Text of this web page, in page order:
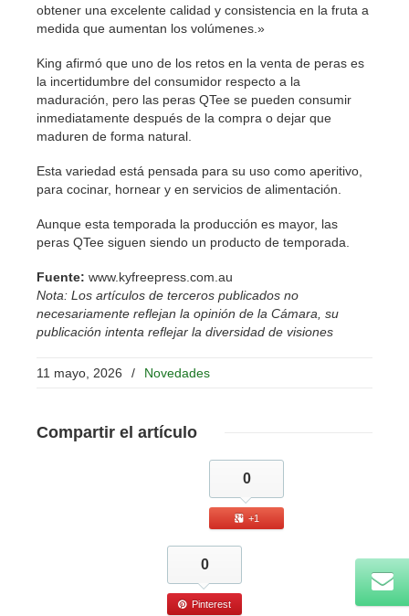
obtener una excelente calidad y consistencia en la fruta a
medida que aumentan los volúmenes.»
King afirmó que uno de los retos en la venta de peras es
la incertidumbre del consumidor respecto a la
maduración, pero las peras QTee se pueden consumir
inmediatamente después de la compra o dejar que
maduren de forma natural.
Esta variedad está pensada para su uso como aperitivo,
para cocinar, hornear y en servicios de alimentación.
Aunque esta temporada la producción es mayor, las
peras QTee siguen siendo un producto de temporada.
Fuente: www.kyfreepress.com.au
Nota: Los artículos de terceros publicados no
necesariamente reflejan la opinión de la Cámara, su
publicación intenta reflejar la diversidad de visiones
11 mayo, 2026 / Novedades
Compartir el artículo
0
+1
0
Pinterest